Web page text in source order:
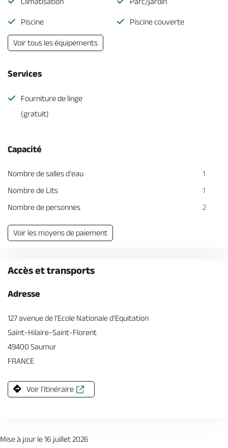
Piscine Piscine couverte
Voir tous les équipements
Services
Fourniture de linge
(gratuit)
Capacité
Nombre de salles d'eau
1
Nombre de Lits
1
Nombre de personnes
2
Voir les moyens de paiement
Accès et transports
Adresse
127 avenue de l'Ecole Nationale d'Equitation
Saint-Hilaire-Saint-Florent
49400 Saumur
FRANCE
Voir l'itinéraire
Mise à jour le 16 juillet 2026